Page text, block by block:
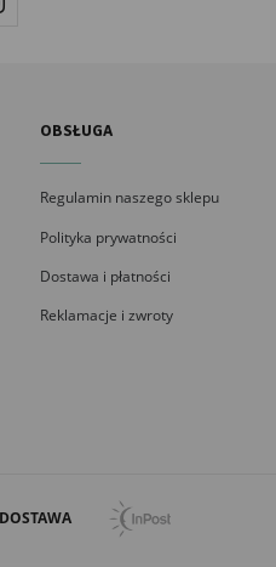
OBSŁUGA
Regulamin naszego sklepu
Polityka prywatności
Dostawa i płatności
Reklamacje i zwroty
DOSTAWA